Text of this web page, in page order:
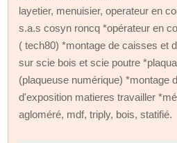
layetier, menuisier, operateur en
s.a.s cosyn roncq *opérateur en
( tech80) *montage de caisses et
sur scie bois et scie poutre
(plaqueuse numérique) *montage
d'exposition matieres travailler
agloméré, mdf, triply, bois, statifié.